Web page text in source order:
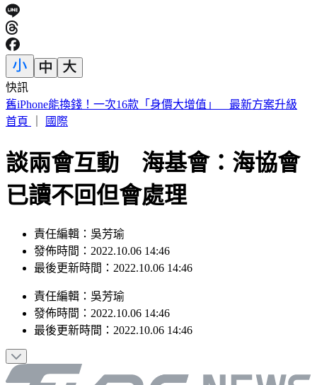
快訊
認了特赦不公平！杭特罕見受訪：父親拜登癌症已擴散
首頁
國際
談兩會互動 海基會：海協會
已讀不回但會處理
責任編輯：吳芳瑜
發佈時間：2022.10.06 14:46
最後更新時間：2022.10.06 14:46
責任編輯 ： 吳芳瑜
發佈時間： 2022.10.06 14:46
最後更新時間： 2022.10.06 14:46